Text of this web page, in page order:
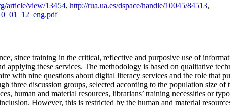
article/view/13454, http://rua.ua.es/dspace/handle/10045/84513,
since training in the critical, reflective and purposive use of
applying these services. The methodology is based on qualitative
with nine questions about digital literacy services and the role
three discussion groups, selected according to the population size
human and material resources, librarians’ training necessities or
However, this is restricted by the human and material